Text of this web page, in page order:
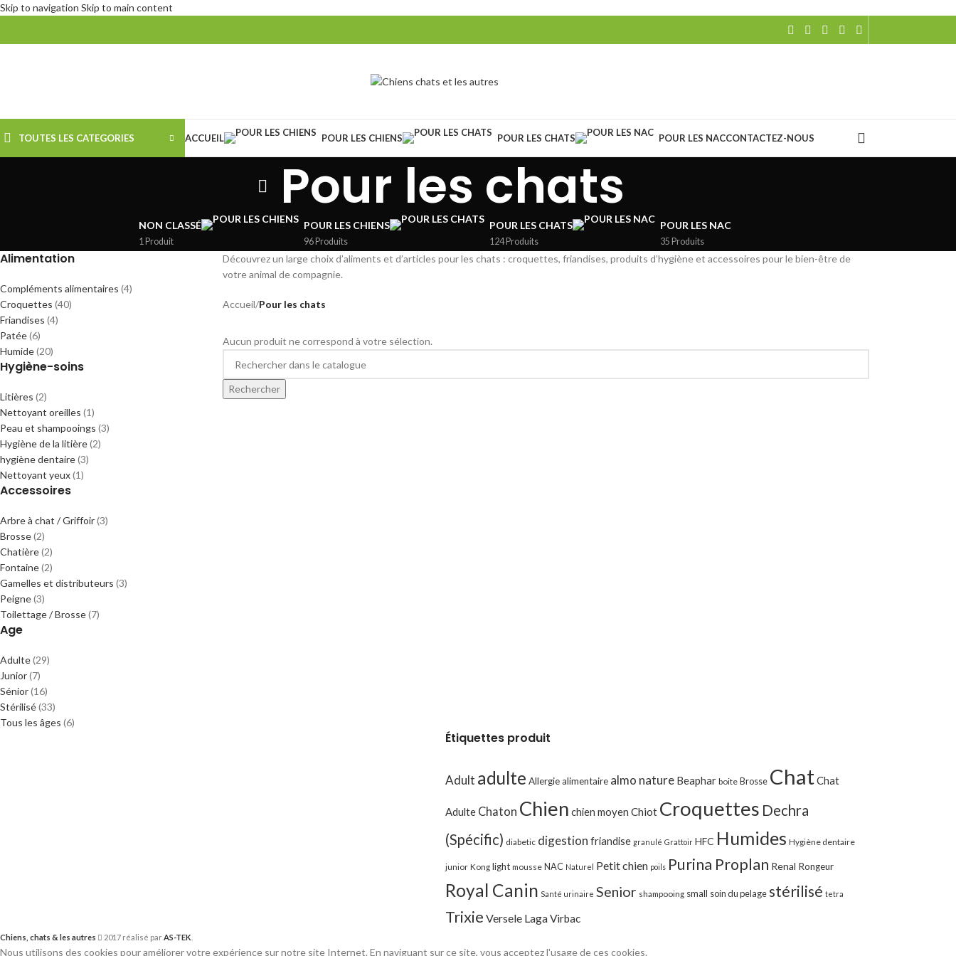
Skip to navigation Skip to main content
TOUTES LES CATEGORIES ACCUEIL POUR LES CHIENS POUR LES CHATS POUR LES NACCONTACTEZ-NOUS
Pour les chats
NON CLASSÉ
1 Produit
POUR LES CHIENS
96 Produits
POUR LES CHATS
124 Produits
POUR LES NAC
35 Produits
Alimentation
Compléments alimentaires (4)
Croquettes (40)
Friandises (4)
Patée(6)
Humide(20)
Hygiène-soins
Litières (2)
Nettoyant oreilles (1)
Peau et shampooings (3)
Hygiène de la litière(2)
hygiène dentaire(3)
Nettoyant yeux(1)
Accessoires
Arbre à chat / Griffoir(3)
Brosse(2)
Chatière(2)
Fontaine(2)
Gamelles et distributeurs (3)
Peigne(3)
Toilettage / Brosse(7)
Age
Adulte(29)
Junior(7)
Sénior(16)
Stérilisé(33)
Tous les âges (6)
Découvrez un large choix d’aliments et d’articles pour les chats : croquettes, friandises, produits d’hygiène et accessoires pour le bien-être de
votre animal de compagnie.
Accueil/Pour les chats
Aucun produit ne correspond à votre sélection.
Rechercher
Étiquettes produit
Adult adulte Allergie alimentaire almo nature Beaphar boite Brosse ChatChat
Adulte Chaton Chien chien moyen Chiot Croquettes Dechra
(Spécific) diabetic digestion friandise granulé Grattoir HFC Humides Hygiène dentaire
junior Kong light mousse NAC Naturel Petit chien poils Purina Proplan Renal Rongeur
Royal Canin Santé urinaire Senior shampooing small soin du pelage stérilisé tetra
Trixie Versele LagaVirbac
Chiens, chats & les autres 2017 réalisé parAS-TEK
Nous utilisons des cookies pour améliorer votre expérience sur notre site Internet. En naviguant sur ce site, vous acceptez l'usage de ces cookies.